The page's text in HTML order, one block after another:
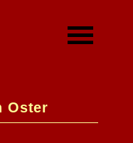
Oster